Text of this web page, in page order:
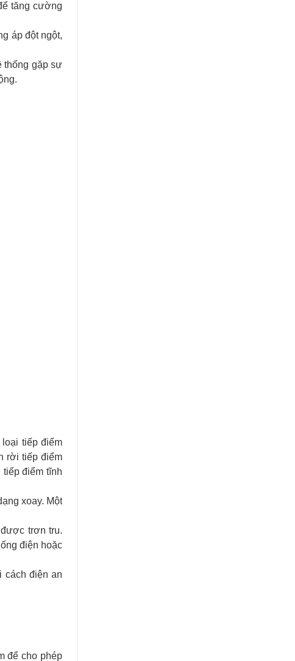
tăng cường
áp đột ngột,
thống gặp sự
tiếp điểm
rời tiếp điểm
điểm tĩnh
xoay. Một
trơn tru.
điện hoặc
cách điện an
để cho phép